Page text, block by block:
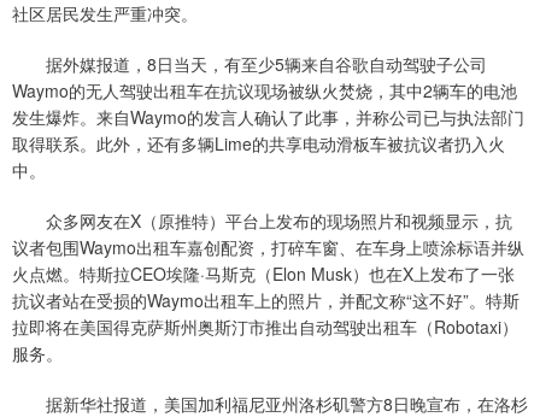
社区居民发生严重冲突。
据外媒报道，8日当天，有至少5辆来自谷歌自动驾驶子公司
Waymo的无人驾驶出租车在抗议现场被纵火焚烧，其中2辆车的电池
发生爆炸。来自Waymo的发言人确认了此事，并称公司已与执法部门
取得联系。此外，还有多辆Lime的共享电动滑板车被抗议者扔入火
中。
众多网友在X（原推特）平台上发布的现场照片和视频显示，抗
议者包围Waymo出租车嘉创配资，打碎车窗、在车身上喷涂标语并纵
火点燃。特斯拉CEO埃隆·马斯克（Elon Musk）也在X上发布了一张
抗议者站在受损的Waymo出租车上的照片，并配文称“这不好”。特斯
拉即将在美国得克萨斯州奥斯汀市推出自动驾驶出租车（Robotaxi）
服务。
据新华社报道，美国加利福尼亚州洛杉矶警方8日晚宣布，在洛杉